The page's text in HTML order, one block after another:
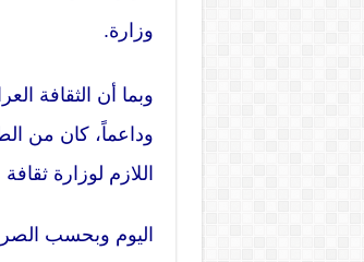
وزارة.
وداعماً، كان من
اللازم لوزارة
اليوم وبحسب